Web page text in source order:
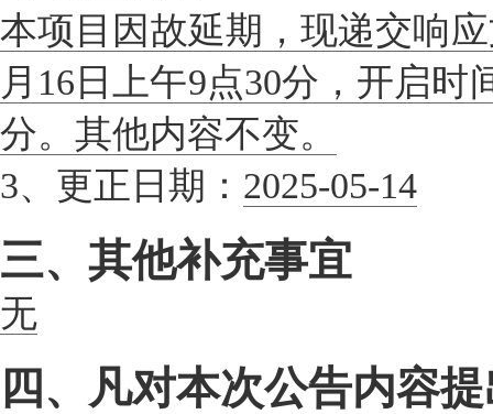
本项目因故延期，现递交响
月16日上午9点30分，开启时
分。其他内容不变。
3、更正日期： 2025-05-14
三、其他补充事宜
无
四、凡对本次公告内容